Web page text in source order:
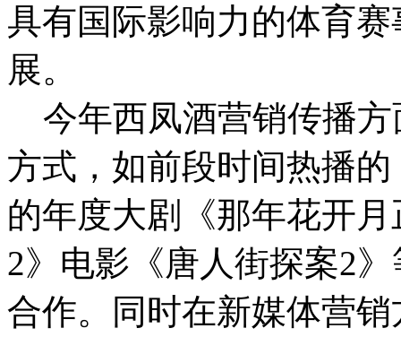
具有国际影响力的体育
展。
今年西凤酒营销传播方
方式，如前段时间热播
的年度大剧《那年花开
2》电影《唐人街探案2
合作。同时在新媒体营